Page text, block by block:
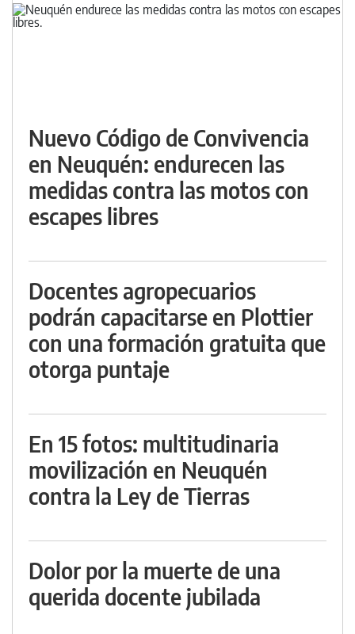
Nuevo Código de Convivencia
en Neuquén: endurecen las
medidas contra las motos con
escapes libres
Docentes agropecuarios
podrán capacitarse en Plottier
con una formación gratuita que
otorga puntaje
En 15 fotos: multitudinaria
movilización en Neuquén
contra la Ley de Tierras
Dolor por la muerte de una
querida docente jubilada